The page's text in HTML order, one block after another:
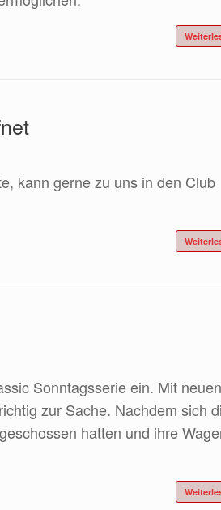
kann gerne zu uns in den Club
Sonntagsserie ein. Mit neuen
zur Sache. Nachdem sich
hatten und ihre